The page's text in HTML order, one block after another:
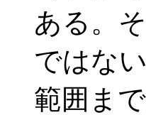
ある。
ではな
範囲ま